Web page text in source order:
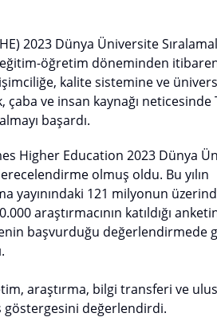
2023 Dünya Üniversite
öğretim döneminden
kalite sistemine ve
ve insan kaynağı neticesinde
başardı.
Higher Education 2023 Dünya
olmuş oldu. Bu yılın
yayınındaki 121 milyonun
araştırmacının katıldığı
başvurduğu değerlendirmede
araştırma, bilgi transferi ve
göstergesini değerlendirdi.